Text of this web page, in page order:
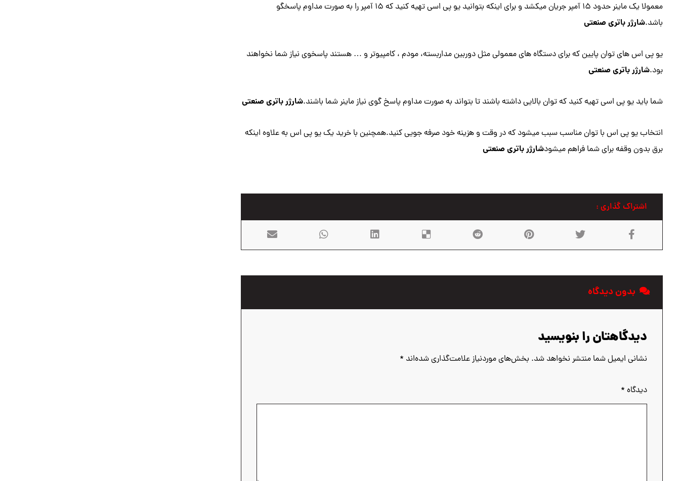
معمولا یک ماینر حدود ۱۵ آمپر جریان میکشد و برای اینکه بتوانید یو پی اسی تهیه کنید که ۱۵ آمپر را به صورت مداوم پاسخگو
باشد.شارژر باتری صنعتی
یو پی اس های توان پایین که برای دستگاه های معمولی مثل دوربین مداربسته، مودم ، کامپیوتر و … هستند پاسخوی نیاز شما نخواهند
بود.شارژر باتری صنعتی
شما باید یو پی اسی تهیه کنید که توان بالایی داشته باشند تا بتواند به صورت مداوم پاسخ گوی نیاز ماینر شما باشند.شارژر باتری صنعتی
انتخاب یو پی اس با توان مناسب سبب میشود که در وقت و هزینه خود صرفه جویی کنید.همچنین با خرید یک یو پی اس به علاوه اینکه
برق بدون وقفه برای شما فراهم میشودشارژر باتری صنعتی
بدون دیدگاه
دیدگاهتان را بنویسید
نشانی ایمیل شما منتشر نخواهد شد. بخش‌های موردنیاز علامت‌گذاری شده‌اند *
دیدگاه *